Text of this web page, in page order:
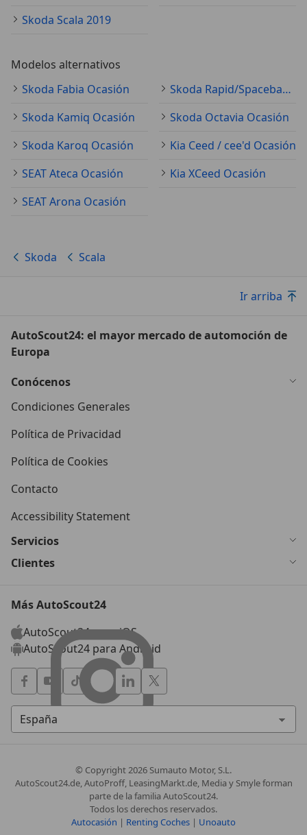
Skoda Scala 2019
Modelos alternativos
Skoda Fabia Ocasión
Skoda Rapid/Spaceback Ocasión
Skoda Kamiq Ocasión
Skoda Octavia Ocasión
Skoda Karoq Ocasión
Kia Ceed / cee'd Ocasión
SEAT Ateca Ocasión
Kia XCeed Ocasión
SEAT Arona Ocasión
Skoda Scala
Ir arriba
AutoScout24: el mayor mercado de automoción de
Europa
Conócenos
Condiciones Generales
Política de Privacidad
Política de Cookies
Contacto
Accessibility Statement
Servicios
Clientes
Más AutoScout24
AutoScout24 para iOS
AutoScout24 para Android
© Copyright2026 Sumauto Motor, S.L.
AutoScout24.de, AutoProff, LeasingMarkt.de, Media y Smyle forman
parte de la familia AutoScout24.
Todos los derechos reservados.
Autocasión | Renting Coches | Unoauto